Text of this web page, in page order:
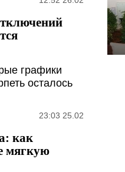
графики
осталось
23:03 25.02
как
мягкую